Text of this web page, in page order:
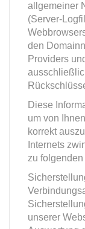
allgemeiner
(Server-
den
Providers
Diese
um von
korrekt
Internets
zu
unserer